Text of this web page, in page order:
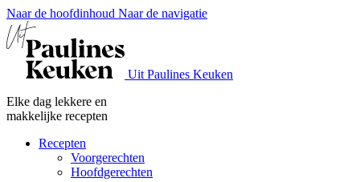
Naar de hoofdinhoud Naar de navigatie
Uit Paulines Keuken
Elke dag lekkere en
makkelijke recepten
Recepten
Voorgerechten
Hoofdgerechten